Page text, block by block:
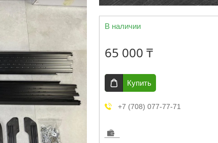
В наличии
65 000 ₸
Купить
+7 (708) 077-77-71